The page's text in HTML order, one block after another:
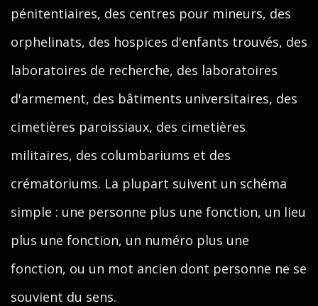
pénitentiaires, des centres pour mineurs, des
orphelinats, des hospices d'enfants trouvés, des
laboratoires de recherche, des laboratoires
d'armement, des bâtiments universitaires, des
cimetières paroissiaux, des cimetières
militaires, des columbariums et des
crématoriums. La plupart suivent un schéma
simple : une personne plus une fonction, un lieu
plus une fonction, un numéro plus une
fonction, ou un mot ancien dont personne ne se
souvient du sens.